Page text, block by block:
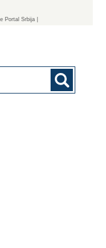
Portal Srbija |